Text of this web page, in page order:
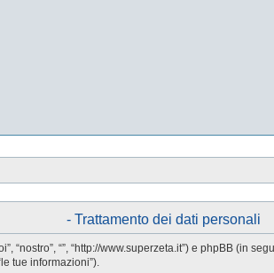
- Trattamento dei dati personali
“”, “http://www.superzeta.it”) e phpBB (in
tue informazioni”).